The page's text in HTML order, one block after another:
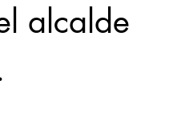
alcalde